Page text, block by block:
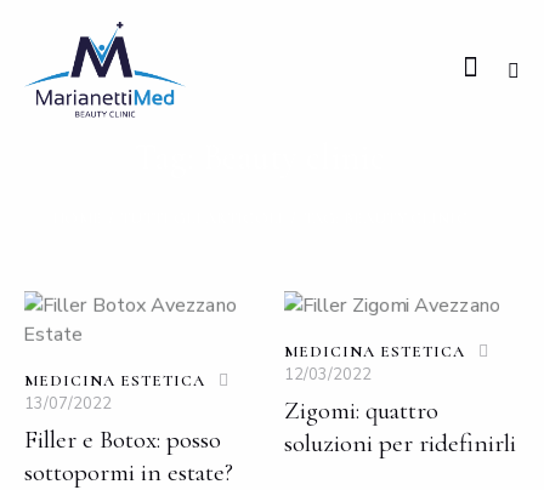
MEDICINA ESTETICA
13/07/2022
Filler e Botox: posso
sottopormi in estate?
MEDICINA ESTETICA
12/03/2022
Zigomi: quattro
soluzioni per ridefinirli